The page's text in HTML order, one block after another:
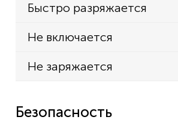
Быстро разряжается
Не включается
Не заряжается
Безопасность